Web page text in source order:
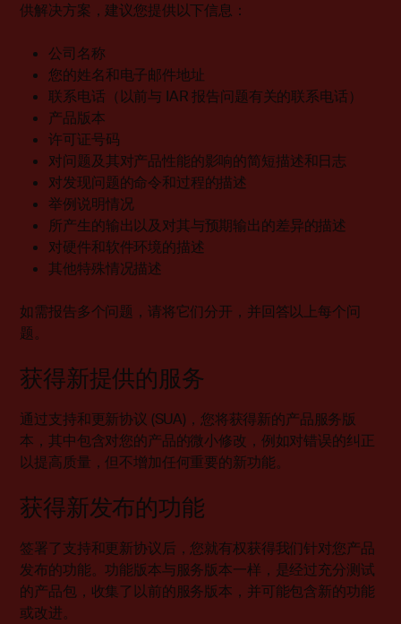
供解决方案，建议您提供以下信息：
公司名称
您的姓名和电子邮件地址
联系电话（以前与 IAR 报告问题有关的联系电话）
产品版本
许可证号码
对问题及其对产品性能的影响的简短描述和日志
对发现问题的命令和过程的描述
举例说明情况
所产生的输出以及对其与预期输出的差异的描述
对硬件和软件环境的描述
其他特殊情况描述
如需报告多个问题，请将它们分开，并回答以上每个问
题。
获得新提供的服务
通过支持和更新协议 (SUA)，您将获得新的产品服务版
本，其中包含对您的产品的微小修改，例如对错误的纠正
以提高质量，但不增加任何重要的新功能。
获得新发布的功能
签署了支持和更新协议后，您就有权获得我们针对您产品
发布的功能。功能版本与服务版本一样，是经过充分测试
的产品包，收集了以前的服务版本，并可能包含新的功能
或改进。